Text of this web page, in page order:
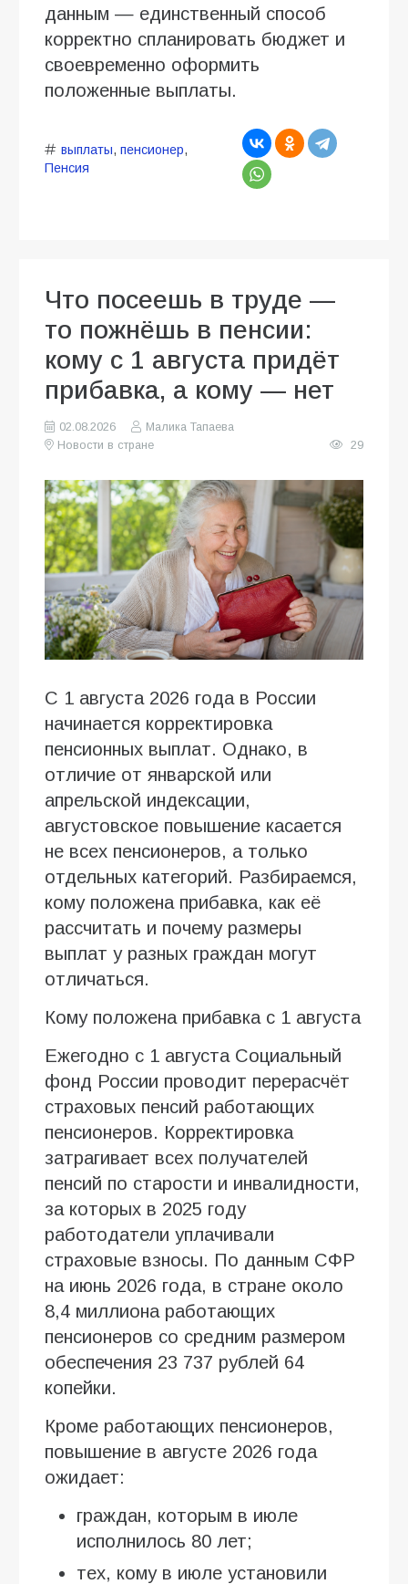
данным — единственный способ
корректно спланировать бюджет и
своевременно оформить
положенные выплаты.
выплаты, пенсионер,
Пенсия
Что посеешь в труде —
то пожнёшь в пенсии:
кому с 1 августа придёт
прибавка, а кому — нет
02.08.2026
Малика Тапаева
Новости в стране
29
С 1 августа 2026 года в России
начинается корректировка
пенсионных выплат. Однако, в
отличие от январской или
апрельской индексации,
августовское повышение касается
не всех пенсионеров, а только
отдельных категорий. Разбираемся,
кому положена прибавка, как её
рассчитать и почему размеры
выплат у разных граждан могут
отличаться.
Кому положена прибавка с 1 августа
Ежегодно с 1 августа Социальный
фонд России проводит перерасчёт
страховых пенсий работающих
пенсионеров. Корректировка
затрагивает всех получателей
пенсий по старости и инвалидности,
за которых в 2025 году
работодатели уплачивали
страховые взносы. По данным СФР
на июнь 2026 года, в стране около
8,4 миллиона работающих
пенсионеров со средним размером
обеспечения 23 737 рублей 64
копейки.
Кроме работающих пенсионеров,
повышение в августе 2026 года
ожидает:
граждан, которым в июле
исполнилось 80 лет;
тех, кому в июле установили